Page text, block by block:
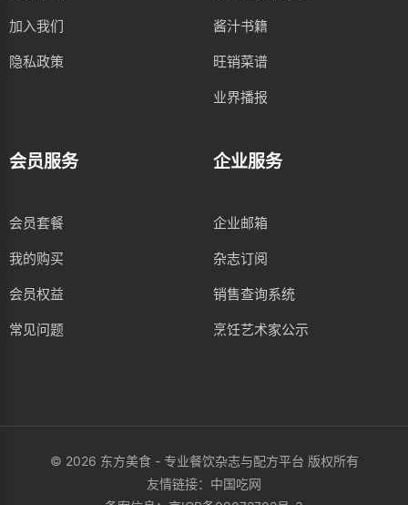
加入我们
隐私政策
酱汁书籍
旺销菜谱
业界播报
会员服务
会员套餐
我的购买
会员权益
常见问题
企业服务
企业邮箱
杂志订阅
销售查询系统
烹饪艺术家公示
© 2026 东方美食 - 专业餐饮杂志与配方平台 版权所有
友情链接： 中国吃网